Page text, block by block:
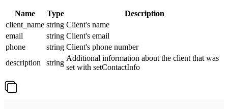
Name Type
Description
client_name string Client's name
email
string Client's email
phone
string Client's phone number
description
string
Additional information about the client that was
set with setContactInfo